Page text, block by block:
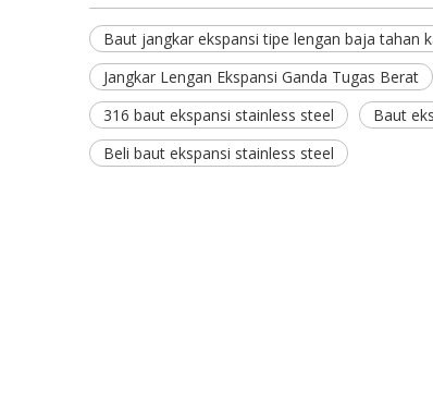
Baut jangkar ekspansi tipe lengan baja tahan
Jangkar Lengan Ekspansi Ganda Tugas Berat
316 baut ekspansi stainless steel
Baut
Beli baut ekspansi stainless steel